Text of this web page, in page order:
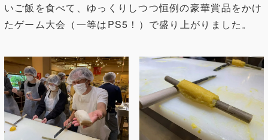
いご飯を食べて、ゆっくりしつつ恒例の豪華賞品をかけ
たゲーム大会（一等はPS5！）で盛り上がりました。